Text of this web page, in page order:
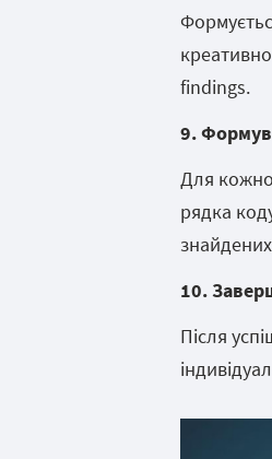
findings.
9.
Для
рядка
10.
Після